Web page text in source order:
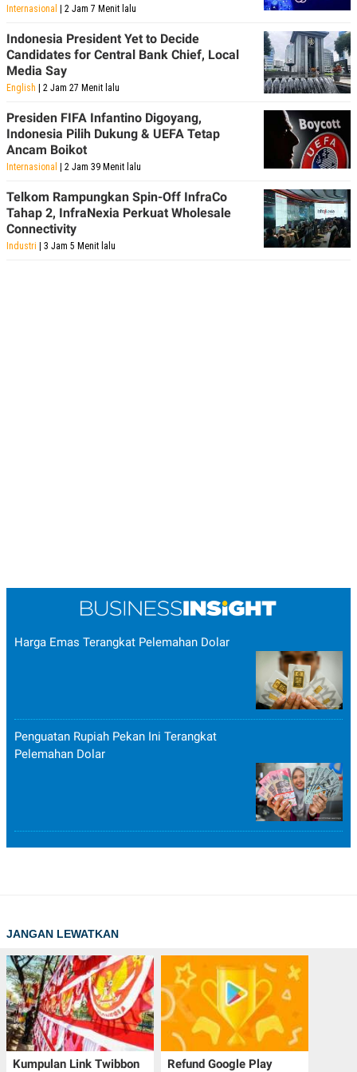
Internasional | 2 Jam 7 Menit lalu
Indonesia President Yet to Decide
Candidates for Central Bank Chief, Local
Media Say
English | 2 Jam 27 Menit lalu
Presiden FIFA Infantino Digoyang,
Indonesia Pilih Dukung & UEFA Tetap
Ancam Boikot
Internasional | 2 Jam 39 Menit lalu
Telkom Rampungkan Spin-Off InfraCo
Tahap 2, InfraNexia Perkuat Wholesale
Connectivity
Industri | 3 Jam 5 Menit lalu
Harga Emas Terangkat Pelemahan Dolar
Penguatan Rupiah Pekan Ini Terangkat
Pelemahan Dolar
JANGAN LEWATKAN
Kumpulan Link Twibbon
Refund Google Play